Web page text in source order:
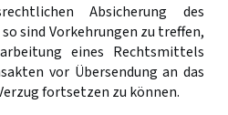
Absicherung des
sind Vorkehrungen zu treffen,
eines Rechtsmittels
vor Übersendung an das
fortsetzen zu können.